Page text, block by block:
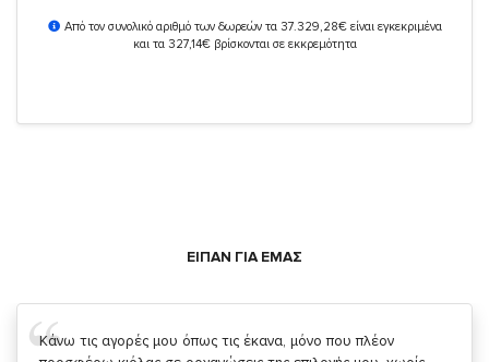
Από τον συνολικό αριθμό των δωρεών τα 37.329,28€ είναι εγκεκριμένα
και τα 327,14€ βρίσκονται σε εκκρεμότητα
ΕΙΠΑΝ ΓΙΑ ΕΜΑΣ
Σας ευχαριστώ που μας δίνετε την δυνατότητα να κάνουμε